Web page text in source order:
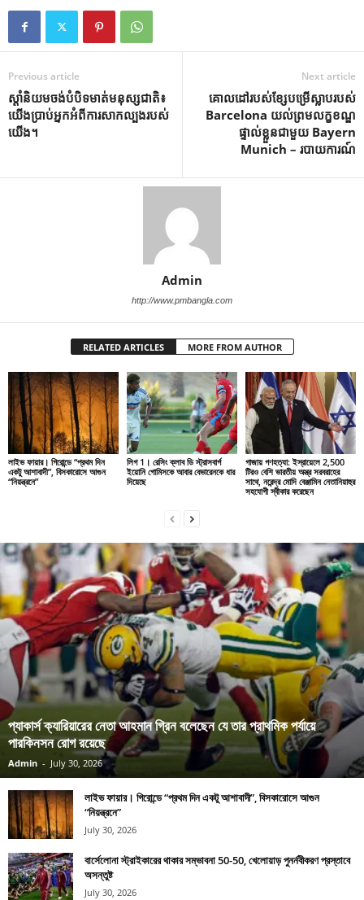
Previous article
ស្តាំនិយមចង់បំបិទមាត់មនុស្សជាតិ៖
យើងប្រាប់អ្នកអំពីការសាកល្បងរបស់
យើង។
Next article
គោលដៅរបស់ខ្សែបម្រើស្លាបរបស់
Barcelona យល់ព្រមលក្ខខណ្ឌ
ផ្ទាល់ខ្លួនជាមួយ Bayern
Munich – របាយការណ៍
Admin
http://www.pmbangla.com
RELATED ARTICLES MORE FROM AUTHOR
লাইভ ফায়ার। গিরোন্ডে “প্রথম দিন
একটু আশাবাদী”, বিসকারোসে আগুন
“নিয়ন্ত্রনে”
লিগ 1। রেসিং ক্লাব ডি স্ট্রাসবার্গ
ইয়োনি গোমিসকে আবার বেভারেনকে ধার
দিয়েছে
গাজায় গণহত্যা: ইস্রায়েলে 2,500
টিরও বেশি ভারতীয় অস্ত্র সরবরাহের
সাথে, নরেন্দ্র মোদি বেঞ্জামিন নেতানিয়াহুর
সহযোগী স্বীকার করেছেন
প্যাকার্স ক্যারিয়ারের নেতা আহমান গ্রিন বলেছেন যে তার প্রাথমিক পর্যায়ে
পারকিনসন রোগ রয়েছে
Admin - July 30, 2026
লাইভ ফায়ার। গিরোন্ডে “প্রথম দিন একটু আশাবাদী”, বিসকারোসে আগুন
“নিয়ন্ত্রনে”
July 30, 2026
বার্সেলোনা স্ট্রাইকারের থাকার সম্ভাবনা 50-50, খেলোয়াড় পুনর্নবীকরণ প্রস্তাবে
অসন্তুষ্ট
July 30, 2026